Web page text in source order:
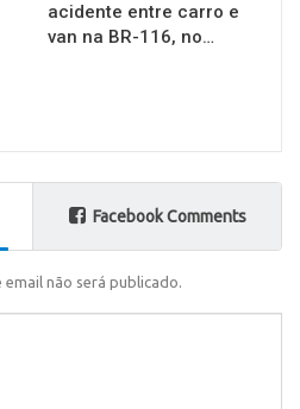
acidente entre carro e
van na BR-116, no…
Facebook Comments
email não será publicado.